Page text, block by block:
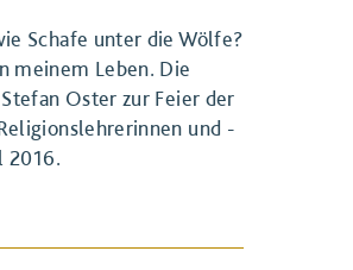
Schafe unter die Wölfe?
meinem Leben. Die
Oster zur Feier der
und -
2016.